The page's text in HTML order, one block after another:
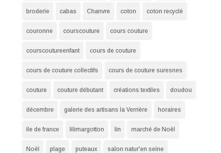
broderie cabas Chanvre coton coton recyclé
couronne courscouture cours couture
courscoutureenfant cours de couture
cours de couture collectifs cours de couture suresnes
couture couture débutant créations textiles doudou
décembre galerie des artisans la Verrière horaires
ile de france lilimargotton lin marché de Noël
Noël plage puteaux salon natur'en seine